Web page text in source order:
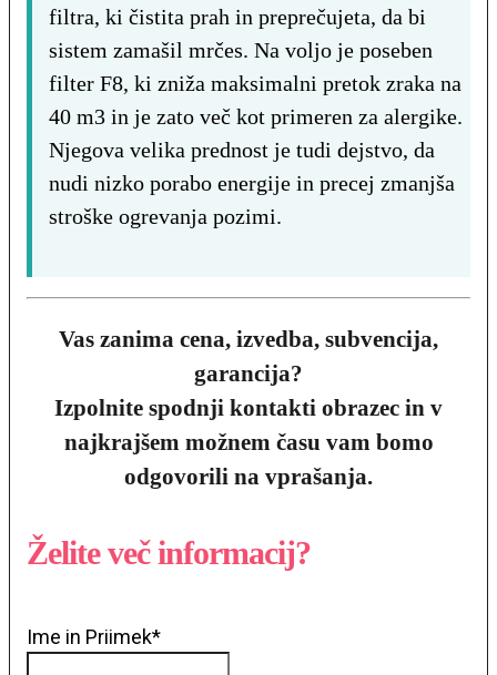
filtra, ki čistita prah in preprečujeta, da bi
sistem zamašil mrčes. Na voljo je poseben
filter F8, ki zniža maksimalni pretok zraka na
40 m3 in je zato več kot primeren za alergike.
Njegova velika prednost je tudi dejstvo, da
nudi nizko porabo energije in precej zmanjša
stroške ogrevanja pozimi.
Vas zanima cena, izvedba, subvencija,
garancija?
Izpolnite spodnji kontakti obrazec in v
najkrajšem možnem času vam bomo
odgovorili na vprašanja.
Želite več informacij?
Ime in Priimek*